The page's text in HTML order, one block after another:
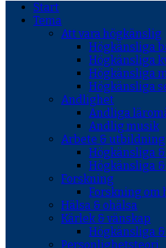
Start
Tema
Att vara högkänslig
Högkänsliga
Högkänsliga
Högkänsliga
Högkänsliga
Andlighet
Andliga
Andlig musik
Arbete & utbildning
Högkänsliga
Högkänsliga
Forskning
Forskning om
Hälsa & ohälsa
Kärlek & vänskap
Högkänsliga
Personlighetsteori